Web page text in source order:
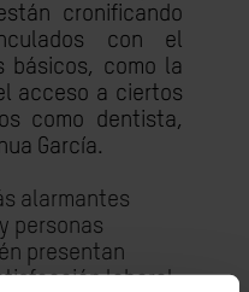
cronificando
con el
básicos, como la
acceso a ciertos
como dentista,
García.
alarmantes
personas
presentan
laboral,